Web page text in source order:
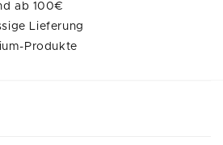
ab 100€
Lieferung
Produkte